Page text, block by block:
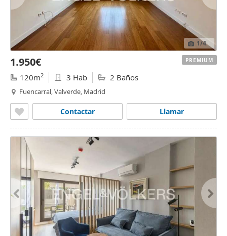
1/4
1.950€
120m2 3 Hab 2 Baños
Fuencarral, Valverde, Madrid
Llamar
Contactar
PREMIUM